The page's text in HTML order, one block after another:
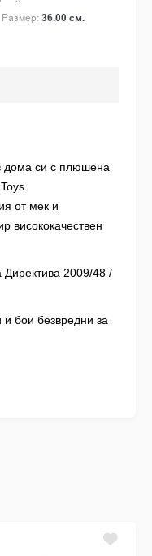
Размер: 36.00 см.
дома си с плюшена
от мек и
висококачествен
Директива 2009/48 /
и бои безвредни за